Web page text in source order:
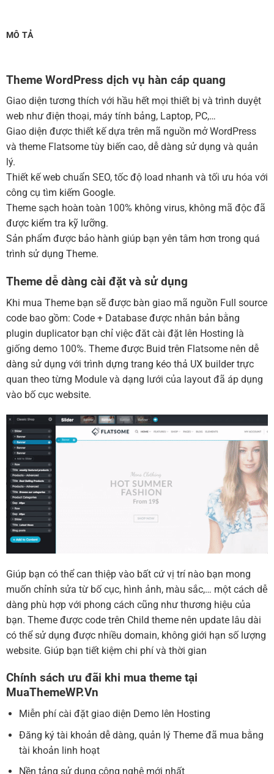
MUA THÊM TÊN MIỀN + HOSTING
Tên miền Việt Nam .vn (1 năm)(+550,000 ₫)
Hosting 2GB SSD (1 năm)
(+700,000 ₫)
Hosting 4GB SSD (1 năm)(+1,000,000 ₫)
Hosting 8GB SSD (1 năm)(+1,200,000 ₫)
MÔ TẢ
Theme WordPress dịch vụ hàn cáp quang
Giao diện tương thích với hầu hết mọi thiết bị và trình duyệt
web như điện thoại, máy tính bảng, Laptop, PC,…
Giao diện được thiết kế dựa trên mã nguồn mở WordPress
và theme Flatsome tùy biến cao, dễ dàng sử dụng và quản
lý.
Thiết kế web chuẩn SEO, tốc độ load nhanh và tối ưu hóa với
công cụ tìm kiếm Google.
Theme sạch hoàn toàn 100% không virus, không mã độc đã
được kiểm tra kỹ lưỡng.
Sản phẩm được bảo hành giúp bạn yên tâm hơn trong quá
trình sử dụng Theme.
Theme dễ dàng cài đặt và sử dụng
Khi mua Theme bạn sẽ được bàn giao mã nguồn Full source
code bao gồm: Code + Database được nhân bản bằng
plugin duplicator bạn chỉ việc đăt cài đặt lên Hosting là
giống demo 100%. Theme được Buid trên Flatsome nên dễ
dàng sử dụng với trình dựng trang kéo thả UX builder trực
quan theo từng Module và dạng lưới của layout đã áp dụng
vào bố cục website.
Giúp bạn có thể can thiệp vào bất cứ vị trí nào bạn mong
muốn chỉnh sửa từ bố cục, hình ảnh, màu sắc,… một cách dễ
dàng phù hợp với phong cách cũng như thương hiệu của
bạn. Theme được code trên Child theme nên update lâu dài
có thể sử dụng được nhiều domain, không giới hạn số lượng
website. Giúp bạn tiết kiệm chi phí và thời gian
Chính sách ưu đãi khi mua theme tại
MuaThemeWP.Vn
Miễn phí cài đặt giao diện Demo lên Hosting
Đăng ký tài khoản dễ dàng, quản lý Theme đã mua bằng
tài khoản linh hoạt
Nền tảng sử dụng công nghệ mới nhất